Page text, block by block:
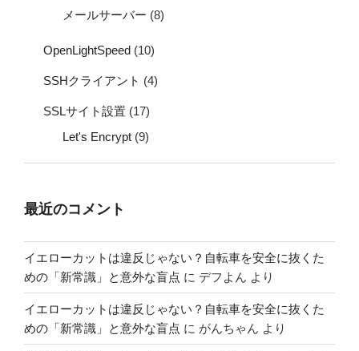
メールサーバー (8)
OpenLightSpeed (10)
SSHクライアント (4)
SSLサイト設置 (17)
Let's Encrypt (9)
最近のコメント
イエローカットは違反じゃない？自転車を安全に抜くた
めの「新常識」と意外な盲点 に デフよん より
イエローカットは違反じゃない？自転車を安全に抜くた
めの「新常識」と意外な盲点 に がんちゃん より